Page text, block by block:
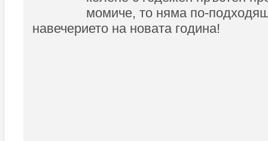
момиче, то няма по-
навечерието на новата година!